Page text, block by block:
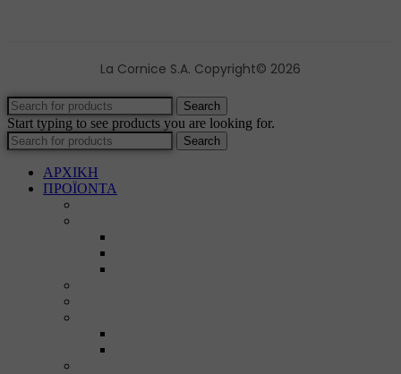
La Cornice S.A. Copyright© 2026
Search
Start typing to see products you are looking for.
Search
ΑΡΧΙΚΗ
ΠΡΟΪΟΝΤΑ